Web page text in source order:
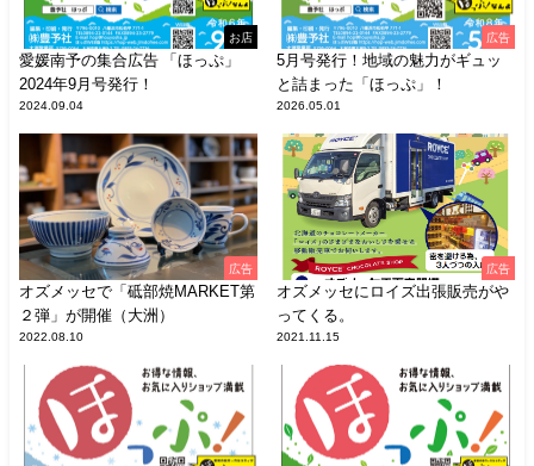
お店
愛媛南予の集合広告 「ほっぷ」
2024年9月号発行！
2024.09.04
広告
5月号発行！地域の魅力がギュッ
と詰まった「ほっぷ」！
2026.05.01
広告
オズメッセで「砥部焼MARKET第
２弾」が開催（大洲）
2022.08.10
広告
オズメッセにロイズ出張販売がや
ってくる。
2021.11.15